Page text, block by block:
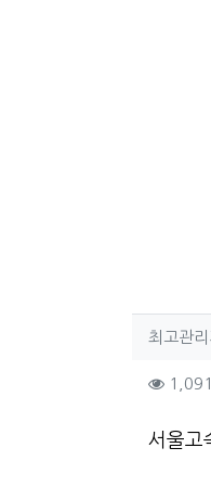
작성
최고관
컨텐
1,091
본문
서울고